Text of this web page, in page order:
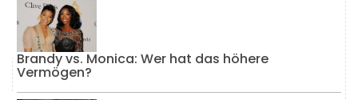
Brandy vs. Monica: Wer hat das höhere
Vermögen?